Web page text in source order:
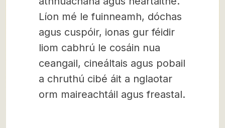
Líon mé le fuinneamh, dóchas
agus cuspóir, ionas gur féidir
liom cabhrú le cosáin nua
ceangail, cineáltais agus pobail
a chruthú cibé áit a nglaotar
orm maireachtáil agus freastal.